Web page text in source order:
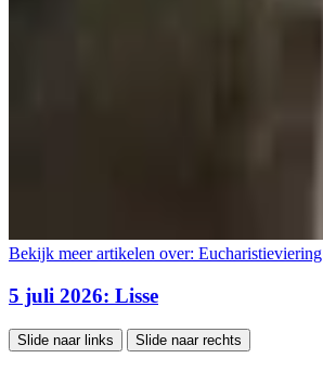
Bekijk meer artikelen over: Eucharistieviering
5 juli 2026: Lisse
Slide naar links Slide naar rechts